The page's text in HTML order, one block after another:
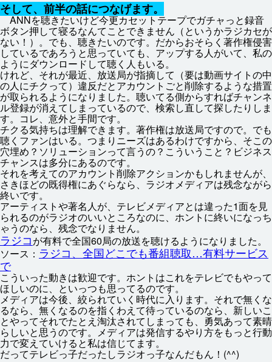
そして、 前半の話につなげます。
ANNを聴きたいけど今更カセットテープでガチャっと録音
ボタン押して寝るなんてことできません（というかラジカセが
ない！）。でも、 聴きたいのです。だからおそらく 著作権侵害
しているであろうと思っていても、アップする人がいて、 私の
ようにダウンロードして聴く 人 もいる。
けれど、それが最近、 放送局が指摘して（要は動画サイトの中
の人にチクって） 違反だとアカウントごと削除するような措置
が取られるようになりました。 聴いてる側からすればチャンネ
ル登録が消えてしまっているので、 検索し直して探したりしま
す。コレ、 意外と手間です。
チクる気持ちは理解できます。 著作権は放送局ですので。でも
聴くファンはいる。つまりニーズはあるわけですから、そこの
穴埋め？ソリューションって言うの？こういうこと？ビジネス
チャンスは多分にあるのです。
それを考えてのアカウント削除アクションかもしれませんが、
さきほどの既得権にあぐらなら、ラジオメディアは残念ながら
終いです。
アーティストや著名人が、テレビメディアとは違った1面を見
られるのがラジオのいいところなのに、ホントに終いになっち
ゃうのなら、 残念でなりません。
ラジコが有料で全国60局の放送を聴けるようになりました。
ソース： ラジコ、 全国どこでも番組聴取…有料サービス
で
こういった動きは歓迎です。ホントはこれをテレビでもやって
ほしいのに、といっつも思ってるのです。
メディアは今後、 絞られていく 時代に入 ります。それで無くな
るなら、 無くなるのを指くわえて待っているのなら、 新しいこ
とやってそれでたとえ 淘汰されてしまっても、 勇気あって素晴
らしいと思うのです。メディアは発信するやり方をもっと行動
力で変えていけると私は信じてます。
だってテレビっ子だったしラジオっ子なんだもん！(^^)